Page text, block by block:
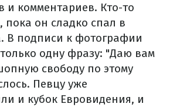
и комментариев. Кто-то
пока он сладко спал в
В подписи к фотографии
только одну фразу: "Даю вам
свободу по этому
Певцу уже
и кубок Евровидения, и